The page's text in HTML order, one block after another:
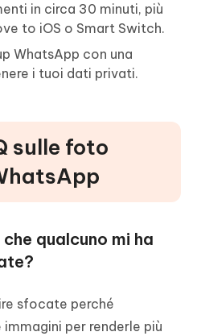
in circa 30 minuti, più
to iOS o Smart Switch.
WhatsApp con una
i tuoi dati privati.
sulle foto
qualcuno mi ha
sfocate perché
per renderle più